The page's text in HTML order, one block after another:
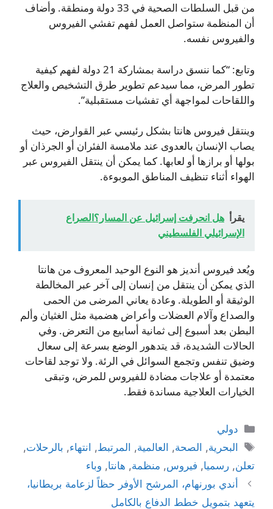
من قبل السلطات الصحية في 33 دولة ومنطقة. وأضاف
أن المنظمة ستواصل العمل لفهم تفشي الفيروس
والفيروس نفسه.
وتابع: “كما ننسق دراسة بمشاركة 21 دولة لفهم كيفية
تطور المرض، مما سيدعم تطوير طرق التشخيص والعلاج
واللقاحات لمواجهة أي تفشيات مستقبلية”.
وينتقل فيروس هانتا بشكل رئيسي عبر القوارض، حيث
يصاب الإنسان بالعدوى عند ملامسة الفئران أو الجرذان أو
بولها أو برازها أو لعابها. كما يمكن أن ينتقل الفيروس عبر
الهواء أثناء تنظيف المناطق الموبوءة.
يقرأ هل انحرفت إسرائيل عن المسار؟الصراع
الإسرائيلي الفلسطيني
ويُعد فيروس أنديز هو النوع الوحيد المعروف من هانتا
الذي يمكن أن ينتقل من إنسان إلى آخر عبر المخالطة
الوثيقة أو الطويلة. وعادة يعاني المرضى من الحمى
والصداع وآلام العضلات وأعراض هضمية مثل الغثيان وألم
البطن بعد أسبوع إلى ثمانية أسابيع من التعرض. وفي
الحالات الشديدة، قد يتدهور الوضع بسرعة إلى سعال
وضيق تنفس وتجمع السوائل في الرئة. ولا توجد لقاحات
معتمدة أو علاجات مضادة للفيروس للمرض، وتبقى
الخيارات العلاجية مساندة فقط.
التصنيفات
دولي
الوسوم
البحرية, الصحة, العالمية, المرتبط, انتهاء, بالرحلات,
تعلن, رسميا, فيروس, منظمة, هانتا, وباء
أندي بورنهام، المرشح الأوفر حظاً لزعامة بريطانيا،
يتعهد بتمويل خطط الدفاع بالكامل